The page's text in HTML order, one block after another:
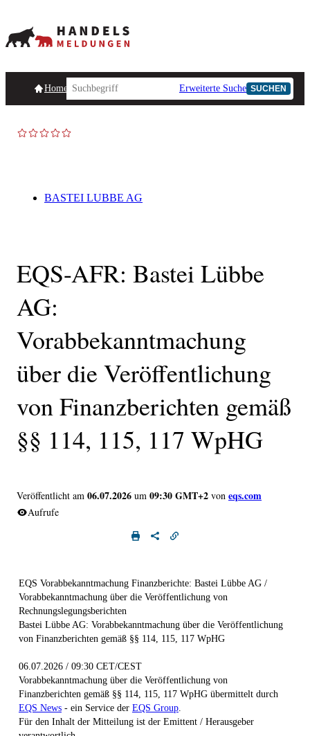
HomepageHandelsmeldungen Ad-Hoc-Meldungen
Erweiterte Suche SUCHEN
BASTEI LUBBE AG
EQS-AFR: Bastei Lübbe
AG:
Vorabbekanntmachung
über die Veröffentlichung
von Finanzberichten gemäß
§§ 114, 115, 117 WpHG
Veröffentlicht am 06.07.2026 um 09:30 GMT+2 von eqs.com
Aufrufe
EQS Vorabbekanntmachung Finanzberichte: Bastei Lübbe AG /
Vorabbekanntmachung über die Veröffentlichung von
Rechnungslegungsberichten
Bastei Lübbe AG: Vorabbekanntmachung über die Veröffentlichung
von Finanzberichten gemäß §§ 114, 115, 117 WpHG
06.07.2026 / 09:30 CET/CEST
Vorabbekanntmachung über die Veröffentlichung von
Finanzberichten gemäß §§ 114, 115, 117 WpHG übermittelt durch
EQS News - ein Service der EQS Group
Für den Inhalt der Mitteilung ist der Emittent / Herausgeber